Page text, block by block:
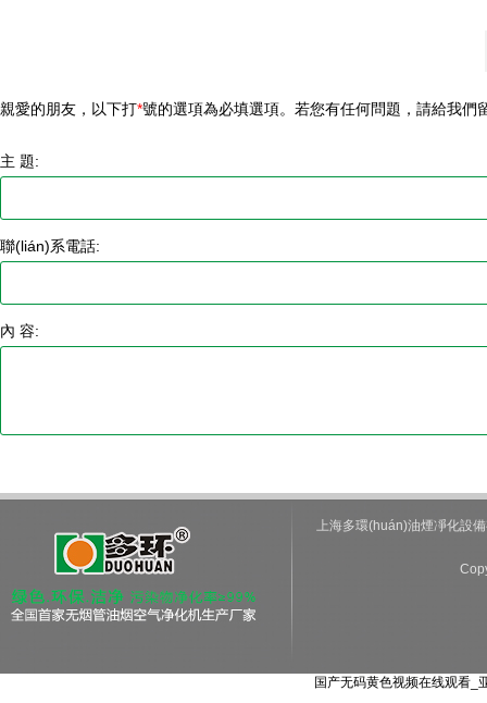
親愛的朋友，以下打*號的選項為必填選項。若您有任何問題，請給我們留
主 題:
聯(lián)系電話:
內 容:
上海多環(huán)油煙凈化設備
国产无码黄色视频在线观看_